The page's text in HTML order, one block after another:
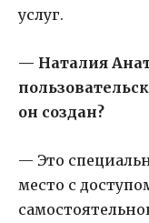
услуг.
— Наталия
он создан?
— Это
место с